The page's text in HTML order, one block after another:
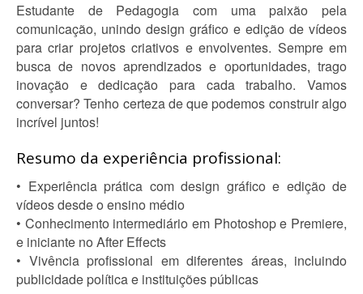
Estudante de Pedagogia com uma paixão pela
comunicação, unindo design gráfico e edição de vídeos
para criar projetos criativos e envolventes. Sempre em
busca de novos aprendizados e oportunidades, trago
inovação e dedicação para cada trabalho. Vamos
conversar? Tenho certeza de que podemos construir algo
incrível juntos!
Resumo da experiência profissional:
• Experiência prática com design gráfico e edição de
vídeos desde o ensino médio
• Conhecimento intermediário em Photoshop e Premiere,
e iniciante no After Effects
• Vivência profissional em diferentes áreas, incluindo
publicidade política e instituições públicas